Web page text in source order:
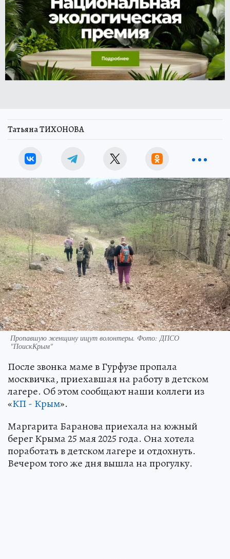
Татьяна ТИХОНОВА
Пропавшую женщину ищут волонтеры. Фото: ДПСО
"ПоискКрым"
После звонка маме в Гурфузе пропала
москвичка, приехавшая на работу в детском
лагере. Об этом сообщают наши коллеги из
«КП - Крым».
Маргарита Баранова приехала на южный
берег Крыма 25 мая 2025 года. Она хотела
поработать в детском лагере и отдохнуть.
Вечером того же дня вышла на прогулку.